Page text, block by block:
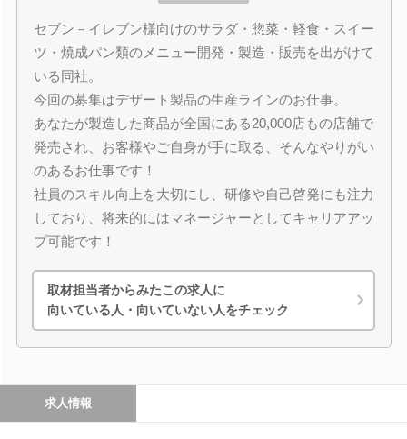
セブン－イレブン様向けのサラダ・惣菜・軽食・スイー
ツ・焼成パン類のメニュー開発・製造・販売を出がけて
いる同社。
今回の募集はデザート製品の生産ラインのお仕事。
あなたが製造した商品が全国にある20,000店もの店舗で
発売され、お客様やご自身が手に取る、そんなやりがい
のあるお仕事です！
社員のスキル向上を大切にし、研修や自己啓発にも注力
しており、将来的にはマネージャーとしてキャリアアッ
プ可能です！
取材担当者からみたこの求人に
向いている人・向いていない人をチェック
求人情報